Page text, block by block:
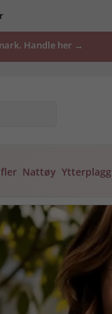
og greit
Handle her →
Nattøy Ytterplagg